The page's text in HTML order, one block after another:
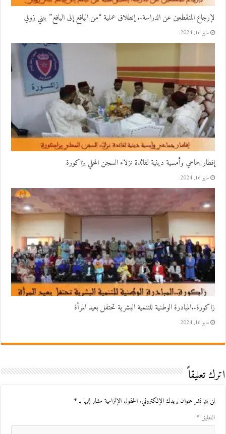
لإرجاع المنقطعين عن الدراسة.. إنطلاق عملية “من اليافع إلى اليافع” ببني زولي
مايو 16, 2024
إفطار جماعي وأمسية دينية لفائدة نزلاء السجن المحلي بزاكورة
مايو 16, 2024
زاكورة..المبادرة الوطنية للتنمية البشرية تحتفل بعيد المرأة
مايو 16, 2024
اترك تعليقاً
لن يتم نشر عنوان بريدك الإلكتروني. الحقول الإلزامية مشار إليها بـ*
التعليق *